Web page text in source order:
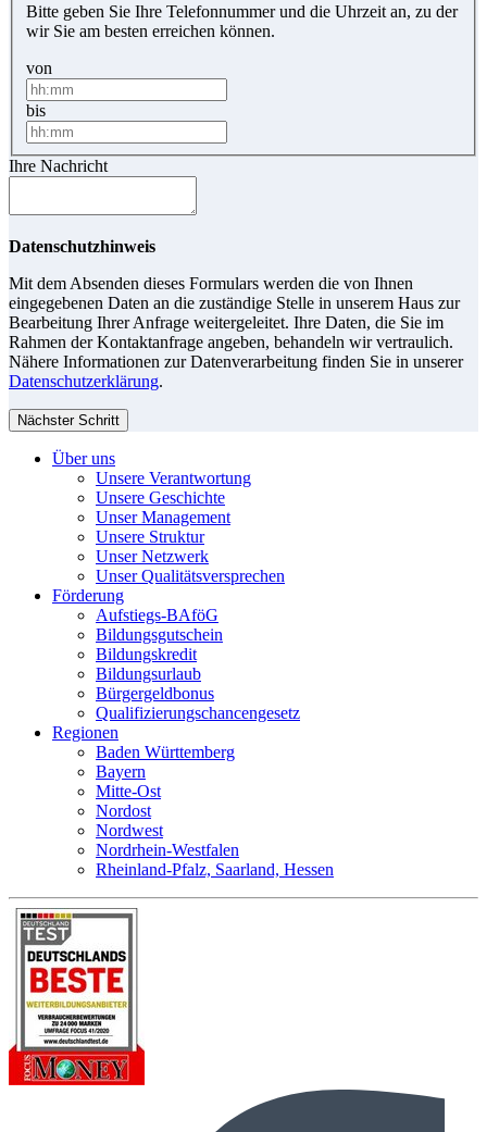
Bitte geben Sie Ihre Telefonnummer und die Uhrzeit an, zu der
wir Sie am besten erreichen können.
von
bis
Ihre Nachricht
Datenschutzhinweis
Mit dem Absenden dieses Formulars werden die von Ihnen
eingegebenen Daten an die zuständige Stelle in unserem Haus zur
Bearbeitung Ihrer Anfrage weitergeleitet. Ihre Daten, die Sie im
Rahmen der Kontaktanfrage angeben, behandeln wir vertraulich.
Nähere Informationen zur Datenverarbeitung finden Sie in unserer
Datenschutzerklärung.
Nächster Schritt
Über uns
Unsere Verantwortung
Unsere Geschichte
Unser Management
Unsere Struktur
Unser Netzwerk
Unser Qualitätsversprechen
Förderung
Aufstiegs-BAföG
Bildungsgutschein
Bildungskredit
Bildungsurlaub
Bürgergeldbonus
Qualifizierungschancengesetz
Regionen
Baden Württemberg
Bayern
Mitte-Ost
Nordost
Nordwest
Nordrhein-Westfalen
Rheinland-Pfalz, Saarland, Hessen